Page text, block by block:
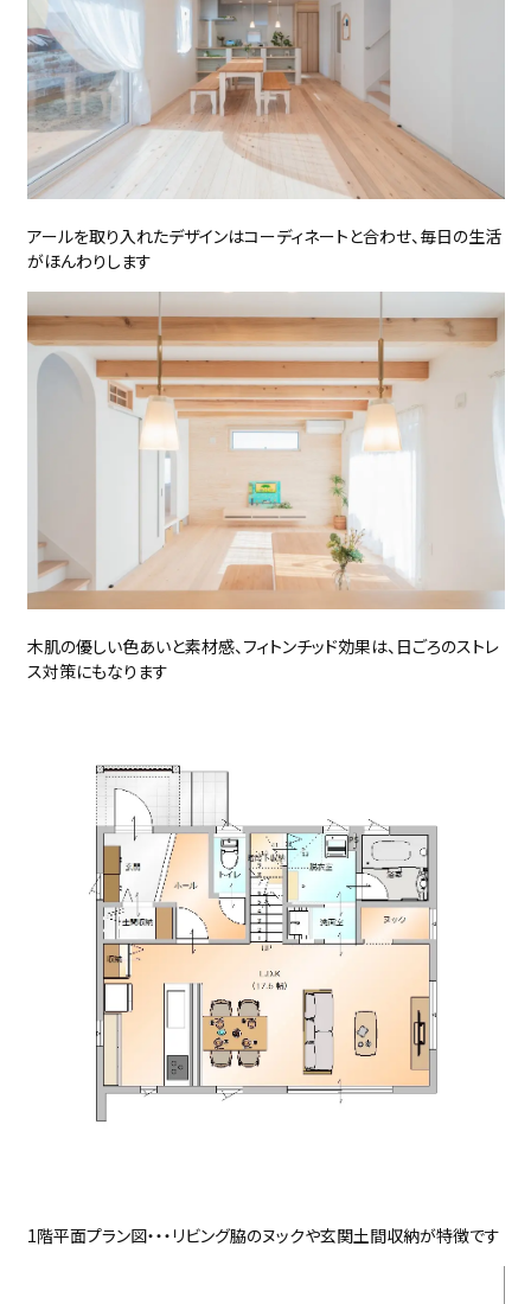
アールを取り入れたデザインはコーディネートと合わせ、毎日の生活
がほんわりします
木肌の優しい色あいと素材感、フィトンチッド効果は、日ごろのストレ
ス対策にもなります
1階平面プラン図・・・リビング脇のヌックや玄関土間収納が特徴です